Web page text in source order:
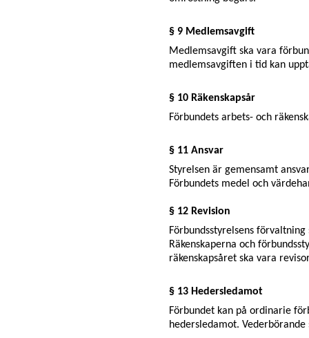
§ 9 Medlemsavgift
Medlemsavgift ska vara
medlemsavgiften i tid kan
§ 10 Räkenskapsår
Förbundets arbets- och
§ 11 Ansvar
Styrelsen är gemensamt
Förbundets medel och
§ 12 Revision
Förbundsstyrelsens
Räkenskaperna och
räkenskapsåret ska vara
§ 13 Hedersledamot
Förbundet kan på ordinarie
hedersledamot.